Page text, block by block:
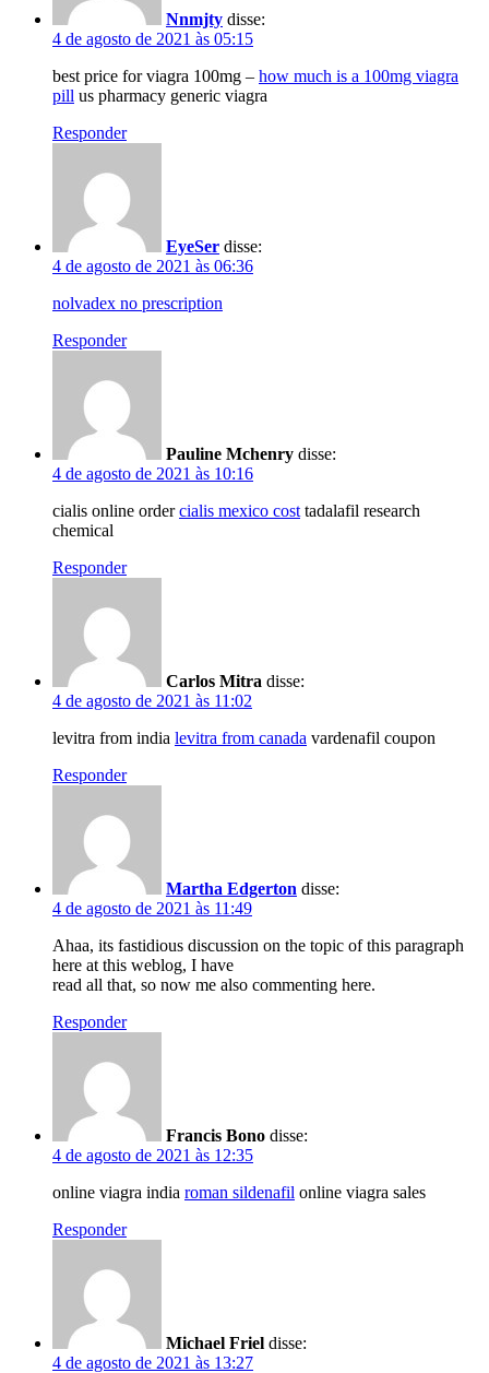
Nnmjty disse:
4 de agosto de 2021 às 05:15
best price for viagra 100mg – how much is a 100mg viagra
pill us pharmacy generic viagra
Responder
EyeSer disse:
4 de agosto de 2021 às 06:36
nolvadex no prescription
Responder
Pauline Mchenry disse:
4 de agosto de 2021 às 10:16
cialis online ordercialis mexico cost tadalafil research
chemical
Responder
Carlos Mitra disse:
4 de agosto de 2021 às 11:02
levitra from india levitra from canada vardenafil coupon
Responder
Martha Edgerton disse:
4 de agosto de 2021 às 11:49
Ahaa, its fastidious discussion on the topic of this paragraph
here at this weblog, I have
read all that, so now me also commenting here.
Responder
Francis Bono disse:
4 de agosto de 2021 às 12:35
online viagra india roman sildenafil online viagra sales
Responder
Michael Friel disse:
4 de agosto de 2021 às 13:27